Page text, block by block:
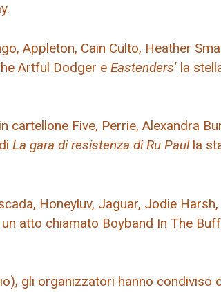
Appleton, Cain Culto, Heather
Artful Dodger e Eastenders‘ la
cartellone Five, Perrie, Alexandra
La gara di resistenza di Ru Paulla
Honeyluv, Jaguar, Jodie
atto chiamato Boyband In The
gli organizzatori hanno condiviso